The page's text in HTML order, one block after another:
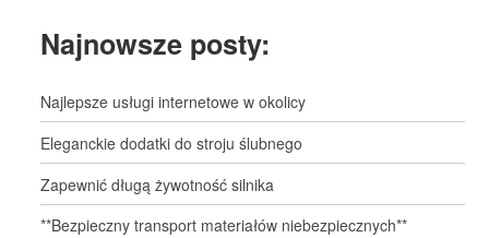
Najnowsze posty:
Najlepsze usługi internetowe w okolicy
Eleganckie dodatki do stroju ślubnego
Zapewnić długą żywotność silnika
**Bezpieczny transport materiałów niebezpiecznych**